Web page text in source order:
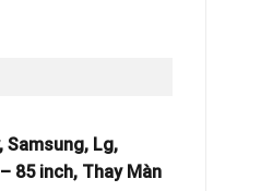
Samsung, Lg,
85 inch, Thay Màn